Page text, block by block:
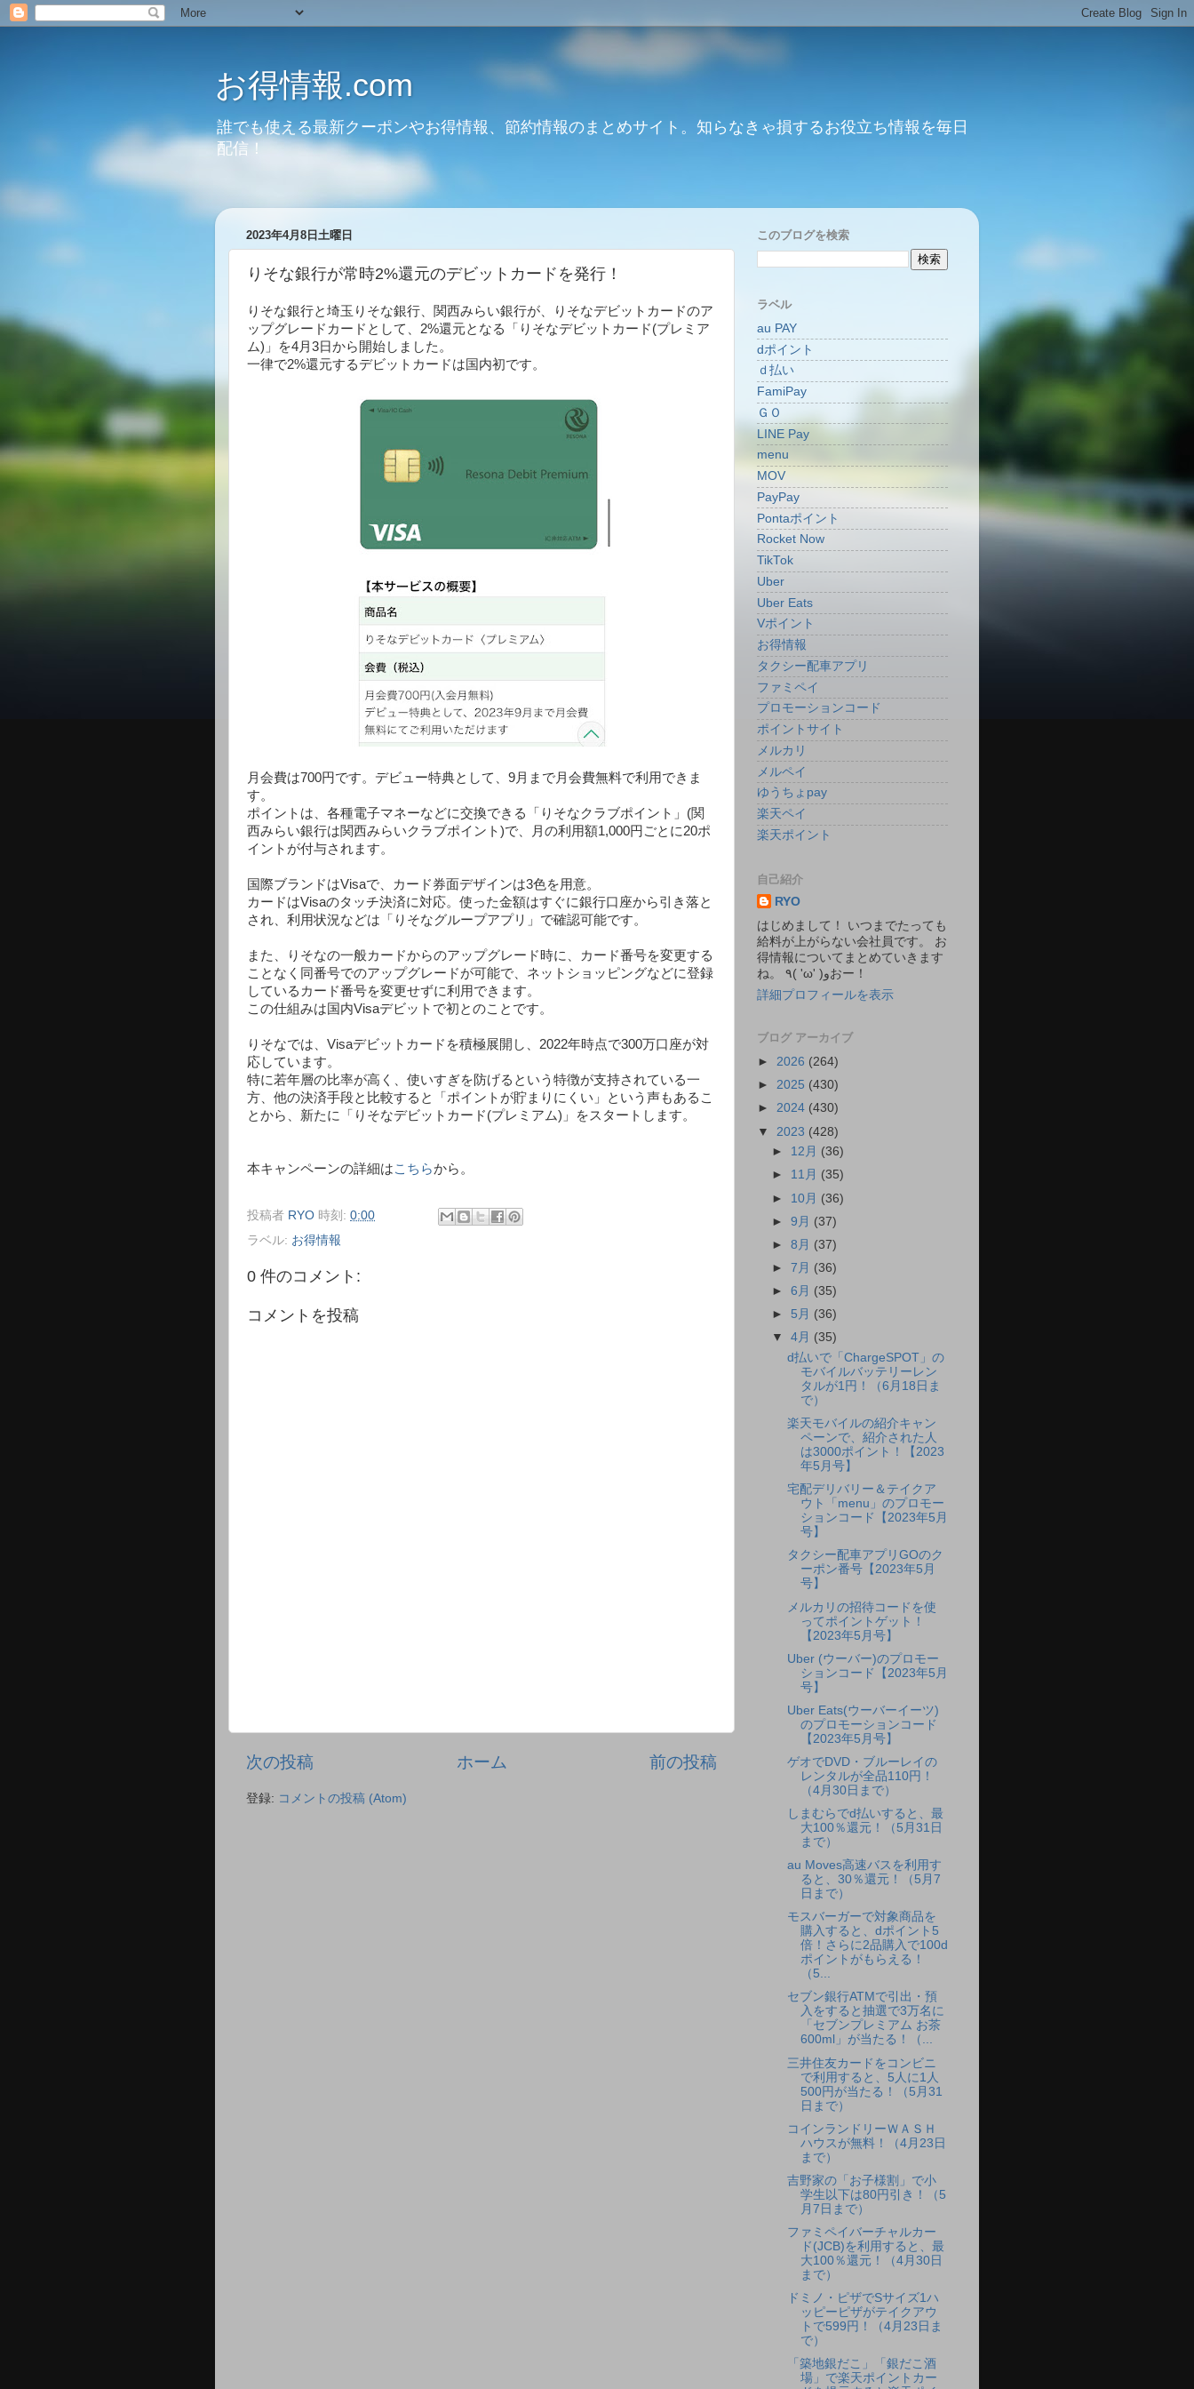
お得情報.com
誰でも使える最新クーポンやお得情報、節約情報のまとめサイト。知らなきゃ損するお役立ち情報を毎日
配信！
2023年4月8日土曜日
りそな銀行が常時2%還元のデビットカードを発行！
りそな銀行と埼玉りそな銀行、関西みらい銀行が、りそなデビットカードのア
ップグレードカードとして、2%還元となる「りそなデビットカード(プレミア
ム)」を4月3日から開始しました。
一律で2%還元するデビットカードは国内初です。
月会費は700円です。デビュー特典として、9月まで月会費無料で利用できま
す。
ポイントは、各種電子マネーなどに交換できる「りそなクラブポイント」(関
西みらい銀行は関西みらいクラブポイント)で、月の利用額1,000円ごとに20ポ
イントが付与されます。
国際ブランドはVisaで、カード券面デザインは3色を用意。
カードはVisaのタッチ決済に対応。使った金額はすぐに銀行口座から引き落と
され、利用状況などは「りそなグループアプリ」で確認可能です。
また、りそなの一般カードからのアップグレード時に、カード番号を変更する
ことなく同番号でのアップグレードが可能で、ネットショッピングなどに登録
しているカード番号を変更せずに利用できます。
この仕組みは国内Visaデビットで初とのことです。
りそなでは、Visaデビットカードを積極展開し、2022年時点で300万口座が対
応しています。
特に若年層の比率が高く、使いすぎを防げるという特徴が支持されている一
方、他の決済手段と比較すると「ポイントが貯まりにくい」という声もあるこ
とから、新たに「りそなデビットカード(プレミアム)」をスタートします。
本キャンペーンの詳細はこちらから。
投稿者 RYO 時刻: 0:00
ラベル: お得情報
0 件のコメント:
コメントを投稿
次の投稿 前の投稿
ホーム
登録: コメントの投稿 (Atom)
このブログを検索
ラベル
au PAY
dポイント
ｄ払い
FamiPay
ＧＯ
LINE Pay
menu
MOV
PayPay
Pontaポイント
Rocket Now
TikTok
Uber
Uber Eats
Vポイント
お得情報
タクシー配車アプリ
ファミペイ
プロモーションコード
ポイントサイト
メルカリ
メルペイ
ゆうちょpay
楽天ペイ
楽天ポイント
自己紹介
RYO
はじめまして！ いつまでたっても
給料が上がらない会社員です。 お
得情報についてまとめていきます
ね。 ٩( 'ω' )وおー！
詳細プロフィールを表示
ブログ アーカイブ
► 2026 (264)
► 2025 (430)
► 2024 (430)
▼ 2023 (428)
► 12月 (36)
► 11月 (35)
► 10月 (36)
►9月 (37)
►8月 (37)
►7月 (36)
►6月 (35)
► 5月 (36)
▼4月 (35)
d払いで「ChargeSPOT」の
モバイルバッテリーレン
タルが1円！（6月18日ま
で）
楽天モバイルの紹介キャン
ペーンで、紹介された人
は3000ポイント！【2023
年5月号】
宅配デリバリー＆テイクア
ウト「menu」のプロモー
ションコード【2023年5月
号】
タクシー配車アプリGOのク
ーポン番号【2023年5月
号】
メルカリの招待コードを使
ってポイントゲット！
【2023年5月号】
Uber (ウーバー)のプロモー
ションコード【2023年5月
号】
Uber Eats(ウーバーイーツ)
のプロモーションコード
【2023年5月号】
ゲオでDVD・ブルーレイの
レンタルが全品110円！
（4月30日まで）
しまむらでd払いすると、最
大100％還元！（5月31日
まで）
au Moves高速バスを利用す
ると、30％還元！（5月7
日まで）
モスバーガーで対象商品を
購入すると、dポイント5
倍！さらに2品購入で100d
ポイントがもらえる！
（5...
セブン銀行ATMで引出・預
入をすると抽選で3万名に
「セブンプレミアム お茶
600ml」が当たる！（...
三井住友カードをコンビニ
で利用すると、5人に1人
500円が当たる！（5月31
日まで）
コインランドリーＷＡＳＨ
ハウスが無料！（4月23日
まで）
吉野家の「お子様割」で小
学生以下は80円引き！（5
月7日まで）
ファミペイバーチャルカー
ド(JCB)を利用すると、最
大100％還元！（4月30日
まで）
ドミノ・ピザでSサイズ1ハ
ッピーピザがテイクアウ
トで599円！（4月23日ま
で）
「築地銀だこ」「銀だこ酒
場」で楽天ポイントカー